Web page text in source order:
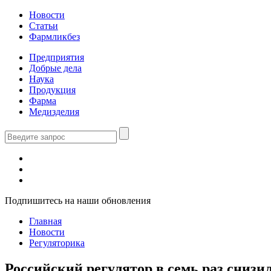
Новости
Статьи
Фармликбез
Предприятия
Добрые дела
Наука
Продукция
Фарма
Медизделия
Подпишитесь на наши обновления
Главная
Новости
Регуляторика